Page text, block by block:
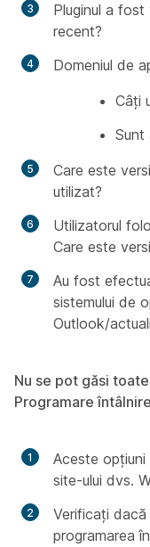
Pluginul a
recent?
Domeniul de
Câți
Sunt
Care este
utilizat?
Utilizatorul
Care este
Au fost
sistemului de
Outlook/
Nu se pot găsi
Programare
Aceste opțiuni
site-ului dvs.
Verificați
programarea